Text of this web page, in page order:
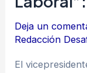
Deja un
Redacción
El